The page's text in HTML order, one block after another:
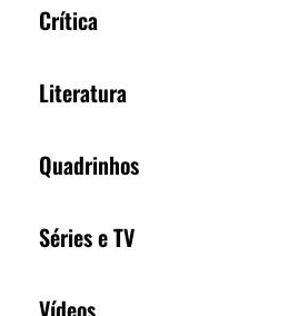
Crítica
Literatura
Quadrinhos
Séries e TV
Vídeos